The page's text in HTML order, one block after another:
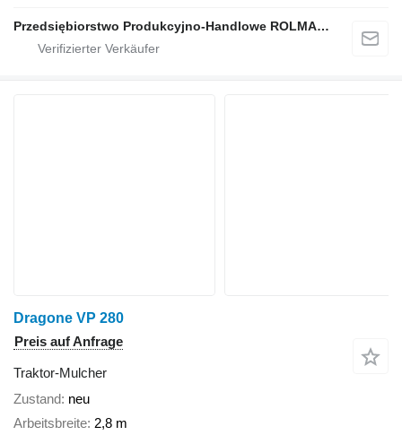
Przedsiębiorstwo Produkcyjno-Handlowe ROLMAPOL Marcin Dziekan
Dragone VP 280
Preis auf Anfrage
Traktor-Mulcher
Zustand neu
Arbeitsbreite 2,8 m